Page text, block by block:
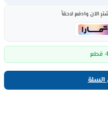
الآن وادفع لاحقاً
قطع
السلة